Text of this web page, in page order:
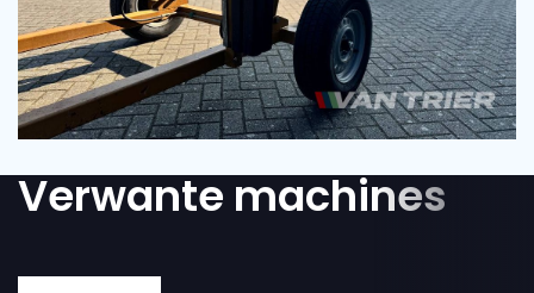
Verwante machines